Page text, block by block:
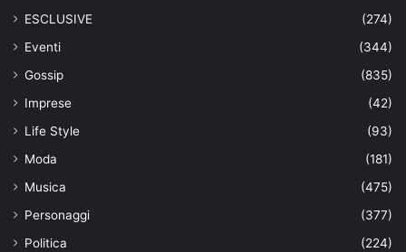
ESCLUSIVE
(274)
Eventi
(344)
Gossip
(835)
Imprese
(42)
Life Style
(93)
Moda
(181)
Musica
(475)
Personaggi
(377)
Politica
(224)